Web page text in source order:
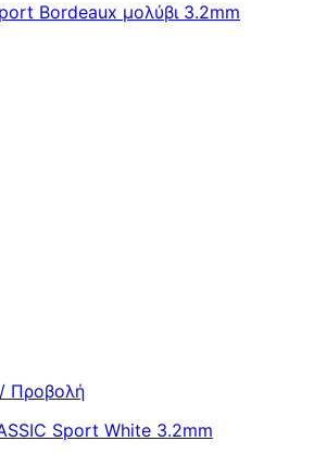
Bordeaux μολύβι 3.2mm
Προβολή
Sport White 3.2mm